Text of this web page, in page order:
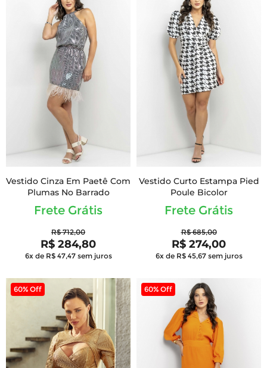
Vestido Cinza Em Paetê Com
Plumas No Barrado
Frete Grátis
R$ 712,00
R$ 284,80
6x de R$ 47,47 sem juros
Vestido Curto Estampa Pied
Poule Bicolor
Frete Grátis
R$ 685,00
R$ 274,00
6x de R$ 45,67 sem juros
60% Off 60% Off